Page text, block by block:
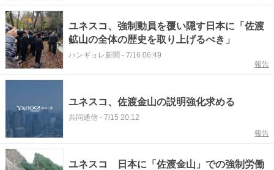
ユネスコ、強制動員を覆い隠す日本に「佐渡
鉱山の全体の歴史を取り上げるべき」
ハンギョレ新聞 - 7/16 06:49
報告
ユネスコ、佐渡金山の説明強化求める
共同通信 - 7/15 20:12
報告
ユネスコ 日本に「佐渡金山」での強制労働